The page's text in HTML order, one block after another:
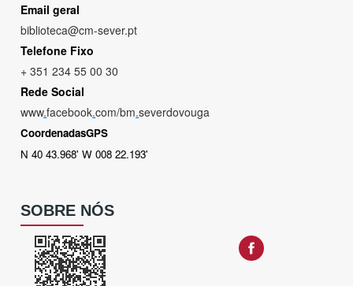
Email geral
biblioteca@cm-sever.pt
Telefone Fixo
+ 351 234 55 00 30
Rede Social
www.facebook.com/bm.severdovouga
CoordenadasGPS
N 40 43.968' W 008 22.193'
SOBRE NÓS